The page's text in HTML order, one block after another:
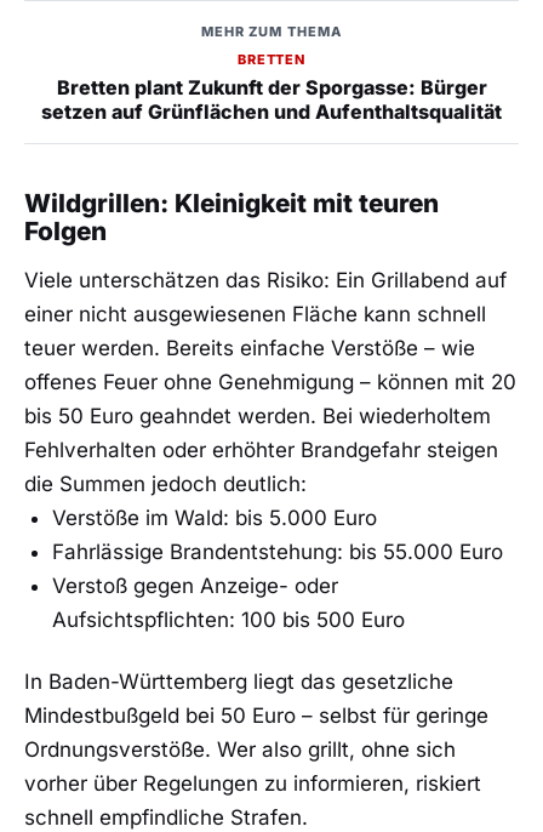
MEHR ZUM THEMA
BRETTEN
Bretten plant Zukunft der Sporgasse: Bürger
setzen auf Grünflächen und Aufenthaltsqualität
Wildgrillen: Kleinigkeit mit teuren
Folgen
Viele unterschätzen das Risiko: Ein Grillabend auf
einer nicht ausgewiesenen Fläche kann schnell
teuer werden. Bereits einfache Verstöße – wie
offenes Feuer ohne Genehmigung – können mit 20
bis 50 Euro geahndet werden. Bei wiederholtem
Fehlverhalten oder erhöhter Brandgefahr steigen
die Summen jedoch deutlich:
Verstöße im Wald: bis 5.000 Euro
Fahrlässige Brandentstehung: bis 55.000 Euro
Verstoß gegen Anzeige- oder
Aufsichtspflichten: 100 bis 500 Euro
In Baden-Württemberg liegt das gesetzliche
Mindestbußgeld bei 50 Euro – selbst für geringe
Ordnungsverstöße. Wer also grillt, ohne sich
vorher über Regelungen zu informieren, riskiert
schnell empfindliche Strafen.